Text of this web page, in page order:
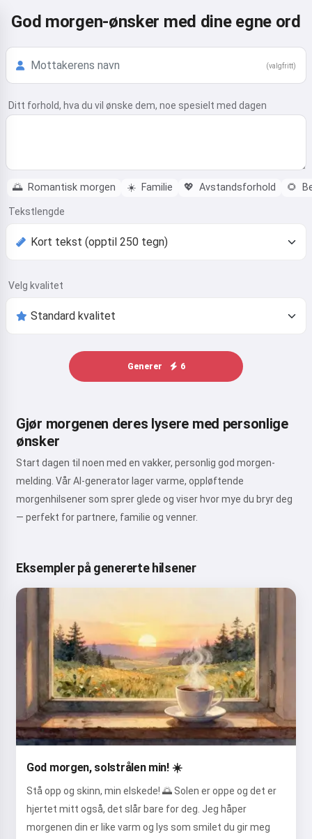
God morgen-ønsker med dine egne ord
(valgfritt)
Ditt forhold, hva du vil ønske dem, noe spesielt med dagen
🌅 Romantisk morgen ☀️ Familie 💖 Avstandsforhold 🌻
Tekstlengde
Velg kvalitet
Generer 6
Gjør morgenen deres lysere med personlige
ønsker
Start dagen til noen med en vakker, personlig god morgen-
melding. Vår AI-generator lager varme, oppløftende
morgenhilsener som sprer glede og viser hvor mye du bryr deg
— perfekt for partnere, familie og venner.
Eksempler på genererte hilsener
God morgen, solstrålen min! ☀️
Stå opp og skinn, min elskede! 🌅 Solen er oppe og det er
hjertet mitt også, det slår bare for deg. Jeg håper
morgenen din er like varm og lys som smilet du gir meg